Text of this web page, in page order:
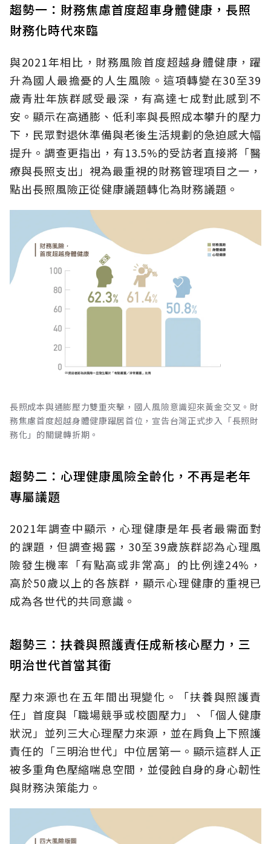
趨勢一：財務焦慮首度超車身體健康，長照
財務化時代來臨
與2021年相比，財務風險首度超越身體健康，躍
升為國人最擔憂的人生風險。這項轉變在30至39
歲青壯年族群感受最深，有高達七成對此感到不
安。顯示在高通膨、低利率與長照成本攀升的壓力
下，民眾對退休準備與老後生活規劃的急迫感大幅
提升。調查更指出，有13.5%的受訪者直接將「醫
療與長照支出」視為最重視的財務管理項目之一，
點出長照風險正從健康議題轉化為財務議題。
長照成本與通膨壓力雙重夾擊，國人風險意識迎來黃金交叉。財
務焦慮首度超越身體健康躍居首位，宣告台灣正式步入「長照財
務化」的關鍵轉折期。
趨勢二：心理健康風險全齡化，不再是老年
專屬議題
2021年調查中顯示，心理健康是年長者最需面對
的課題，但調查揭露，30至39歲族群認為心理風
險發生機率「有點高或非常高」的比例達24%，
高於50歲以上的各族群，顯示心理健康的重視已
成為各世代的共同意識。
趨勢三：扶養與照護責任成新核心壓力，三
明治世代首當其衝
壓力來源也在五年間出現變化。「扶養與照護責
任」首度與「職場競爭或校園壓力」、「個人健康
狀況」並列三大心理壓力來源，並在肩負上下照護
責任的「三明治世代」中位居第一。顯示這群人正
被多重角色壓縮喘息空間，並侵蝕自身的身心韌性
與財務決策能力。